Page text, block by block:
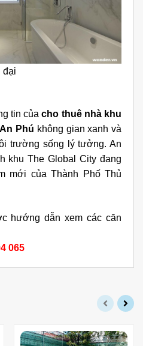
đại
tin củacho thuê nhà khu
Phú không gian xanh và
trường sống lý tưởng. An
khu The Global City đang
mới của Thành Phố Thủ
hướng dẫn xem các căn
065